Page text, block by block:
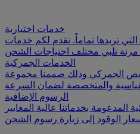
خدمات اختيارية
تريدها تماماً. نقدم لكم خدمات
الخدمات الجمركية
الجمركي وذلك صممنا مجموعة
الرسوم الإضافية
المدعومة بخدماتنا عالية المعايير
الوقود إلى زيارة رسوم الشحن